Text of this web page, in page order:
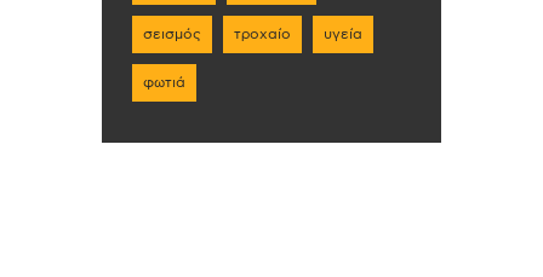
σεισμός τροχαίο υγεία
φωτιά